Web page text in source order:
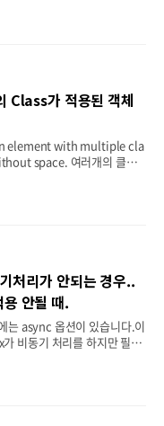
questions/1
the form all have very c
names, such as "emai
and the... stackov
Class가 적용된 객체
element with multiple cla
space. 여러개의 클래
야함. multiple classes $(".
리가 안되는 경우..
안될 때.
는 async 옵션이 있습니다.이
비동기 처리를 하지만 필요
이 확인되어 api 사이트를 확